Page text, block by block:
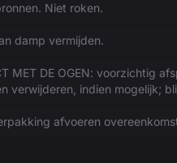
Niet roken.
damp vermijden.
MET DE OGEN: voorzichtig
verwijderen, indien mogelijk;
afvoeren